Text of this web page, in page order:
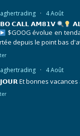
· 4 Août
𝗖𝗔𝗟𝗟 𝗔𝗠𝟴𝟭𝗩
$GOOG évolue en
depuis le point bas
· 4 Août
Et bonnes vacances